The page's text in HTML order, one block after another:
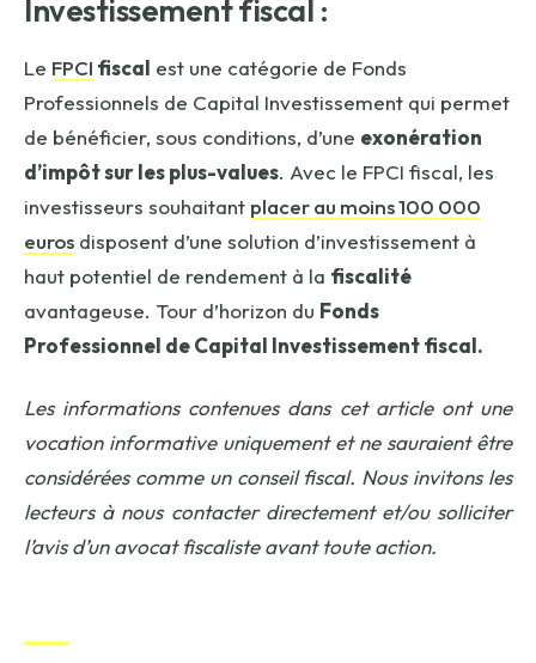
Investissement fiscal :
Le FPCI fiscal est une catégorie de Fonds
Professionnels de Capital Investissement qui permet
de bénéficier, sous conditions, d’une exonération
d’impôt sur les plus-values. Avec le FPCI fiscal, les
investisseurs souhaitant placer au moins 100 000
euros disposent d’une solution d’investissement à
haut potentiel de rendement à la fiscalité
avantageuse. Tour d’horizon du Fonds
Professionnel de Capital Investissement fiscal.
Les informations contenues dans cet article ont une
vocation informative uniquement et ne sauraient être
considérées comme un conseil fiscal. Nous invitons les
lecteurs à nous contacter directement et/ou solliciter
l’avis d’un avocat fiscaliste avant toute action.